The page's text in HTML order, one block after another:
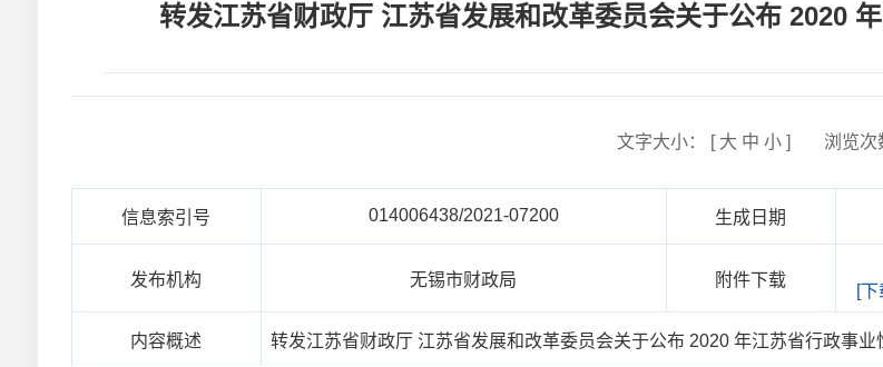
转发江苏省财政厅 江苏省发展和改革委员会关于公布 2020
文字大小： [ 大 中 小] 浏览次
信息索引号 014006438/2021-07200 生成日期
发布机构 无锡市财政局 附件下载
[下
内容概述 转发江苏省财政厅 江苏省发展和改革委员会关于公布 2020 年江苏省行政事业